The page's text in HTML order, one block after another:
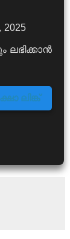
ലിങ്ക്